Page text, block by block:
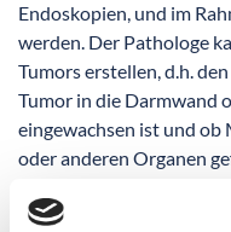
Endoskopien, und im
werden. Der Pathologe
Tumors erstellen, d.h.
Tumor in die Darmwand
eingewachsen ist und
oder anderen Organen
Erkrankung (Staging)